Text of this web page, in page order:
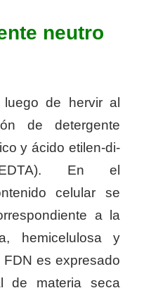
neutro
de hervir al
de detergente
y ácido etilen-di-
EDTA). En el
celular se
a la
hemicelulosa y
FDN es expresado
de materia seca